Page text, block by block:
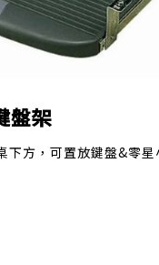
盤架
方，可置放鍵盤&零星